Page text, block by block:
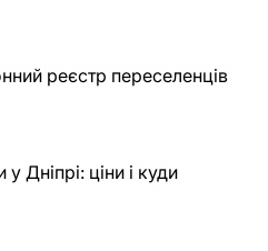
реєстр переселенців
Дніпрі: ціни і куди